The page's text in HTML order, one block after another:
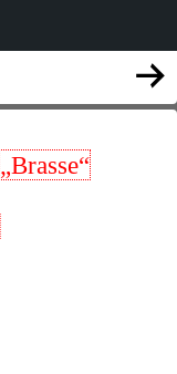
„Brasse“